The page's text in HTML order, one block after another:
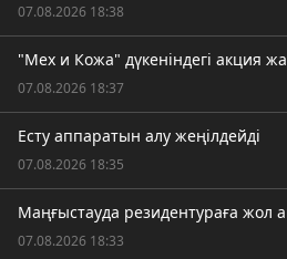
07.08.2026 18:38
"Мех и Кожа" дүкеніндегі акция
07.08.2026 18:37
Есту аппаратын алу жеңілдейді
07.08.2026 18:35
Маңғыстауда резидентураға жол
07.08.2026 18:33